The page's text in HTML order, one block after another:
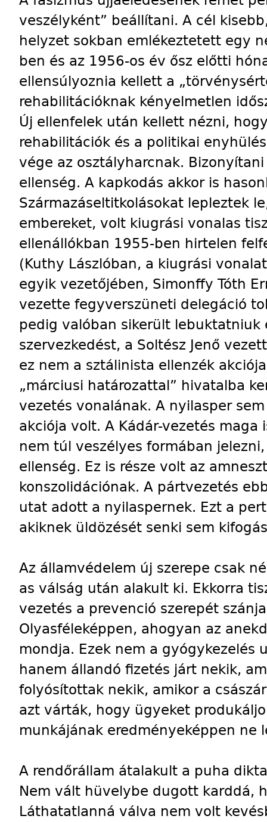
veszélyként” beállítani. A cél
helyzet sokban emlékeztetett egy
ben és az 1956-os év ősz előtti
ellensúlyoznia kellett a
rehabilitációknak kényelmetlen
Új ellenfelek után kellett nézni,
rehabilitációk és a politikai
vége az osztályharcnak.
ellenség. A kapkodás akkor is
Származáseltitkolásokat lepleztek
embereket, volt kiugrási vonalas
ellenállókban 1955-ben hirtelen
(Kuthy Lászlóban, a kiugrási
egyik vezetőjében, Simonffy Tóth
vezette fegyverszüneti delegáció
pedig valóban sikerült lebuktatniuk
szervezkedést, a Soltész Jenő
ez nem a sztálinista ellenzék
„márciusi határozattal” hivatalba
vezetés vonalának. A nyilasper
akciója volt. A Kádár-vezetés
nem túl veszélyes formában
ellenség. Ez is része volt az
konszolidációnak. A pártvezetés
utat adott a nyilaspernek. Ezt a
akiknek üldözését senki sem
Az államvédelem új szerepe csak
as válság után alakult ki. Ekkorra
vezetés a prevenció szerepét
Olyasféleképpen, ahogyan az
mondja. Ezek nem a gyógykezelés
hanem állandó fizetés járt nekik,
folyósítottak nekik, amikor a
azt várták, hogy ügyeket
munkájának eredményeképpen ne
A rendőrállam átalakult a puha
Nem vált hüvelybe dugott karddá,
Láthatatlanná válva nem volt